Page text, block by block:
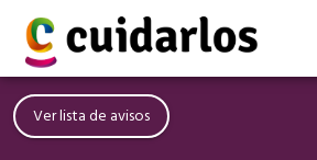
Ver lista de avisos